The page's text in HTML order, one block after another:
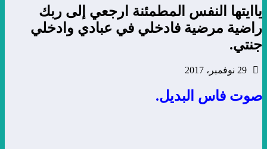
ياايتها النفس المطمئنة ارجعي إلى ربك
راضية مرضية فادخلي في عبادي وادخلي
جنتي.
29 نوفمبر، 2017
صوت فاس البديل.